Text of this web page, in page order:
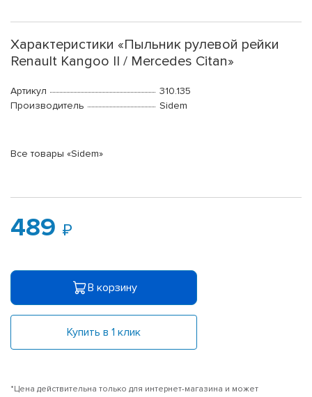
Характеристики «Пыльник рулевой рейки
Renault Kangoo II / Mercedes Citan»
Артикул
310.135
Производитель
Sidem
Все товары «Sidem»
489
В корзину
Купить в 1 клик
*Цена действительна только для интернет-магазина и может